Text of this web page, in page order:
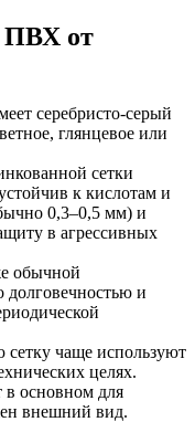
ПВХ от
серебристо-серый
глянцевое или
сетки
к кислотам и
0,3–0,5 мм) и
в агрессивных
обычной
долговечностью и
чаще используют
целях.
основном для
внешний вид.